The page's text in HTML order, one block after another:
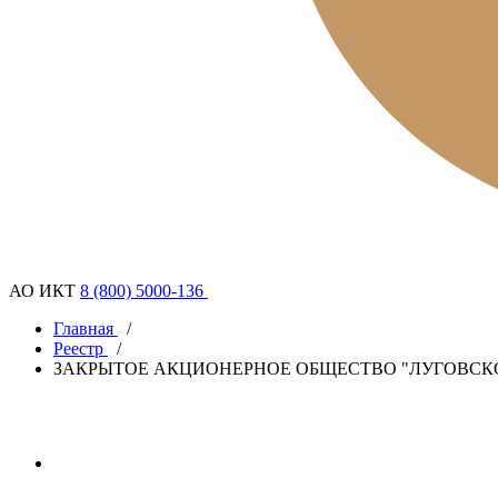
АО ИКТ 8 (800) 5000-136
Главная
/
Реестр
/
ЗАКРЫТОЕ АКЦИОНЕРНОЕ ОБЩЕСТВО